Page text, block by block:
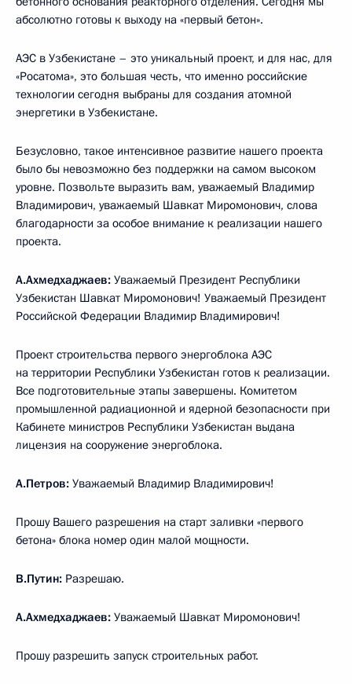
абсолютно готовы к выходу на «первый бетон».
АЭС в Узбекистане – это уникальный проект, и для нас, для
«Росатома», это большая честь, что именно российские
технологии сегодня выбраны для создания атомной
энергетики в Узбекистане.
Безусловно, такое интенсивное развитие нашего проекта
было бы невозможно без поддержки на самом высоком
уровне. Позвольте выразить вам, уважаемый Владимир
Владимирович, уважаемый Шавкат Миромонович, слова
благодарности за особое внимание к реализации нашего
проекта.
А.Ахмедхаджаев: Уважаемый Президент Республики
Узбекистан Шавкат Миромонович! Уважаемый Президент
Российской Федерации Владимир Владимирович!
Проект строительства первого энергоблока АЭС
на территории Республики Узбекистан готов к реализации.
Все подготовительные этапы завершены. Комитетом
промышленной радиационной и ядерной безопасности при
Кабинете министров Республики Узбекистан выдана
лицензия на сооружение энергоблока.
А.Петров: Уважаемый Владимир Владимирович!
Прошу Вашего разрешения на старт заливки «первого
бетона» блока номер один малой мощности.
В.Путин: Разрешаю.
А.Ахмедхаджаев: Уважаемый Шавкат Миромонович!
Прошу разрешить запуск строительных работ.